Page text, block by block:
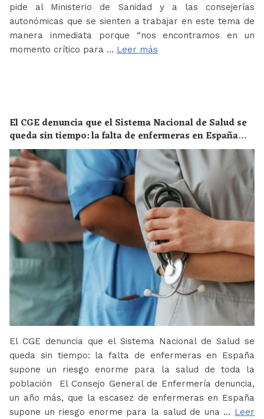
pide al Ministerio de Sanidad y a las consejerías
autonómicas que se sienten a trabajar en este tema de
manera inmediata porque “nos encontramos en un
momento crítico para … Leer más
El CGE denuncia que el Sistema Nacional de Salud se
queda sin tiempo: la falta de enfermeras en España
supone un riesgo enorme para la salud de toda la
población
El CGE denuncia que el Sistema Nacional de Salud se
queda sin tiempo: la falta de enfermeras en España
supone un riesgo enorme para la salud de toda la
población El Consejo General de Enfermería denuncia,
un año más, que la escasez de enfermeras en España
supone un riesgo enorme para la salud de una … Leer